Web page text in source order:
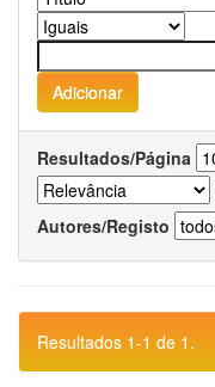
Resultados/Página
Autores/Registo
Resultados 1-1 de 1.